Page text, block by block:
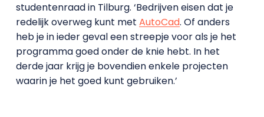
studentenraad in Tilburg. ‘Bedrijven eisen dat je
redelijk overweg kunt met AutoCad. Of anders
heb je in ieder geval een streepje voor als je het
programma goed onder de knie hebt. In het
derde jaar krijg je bovendien enkele projecten
waarin je het goed kunt gebruiken.’